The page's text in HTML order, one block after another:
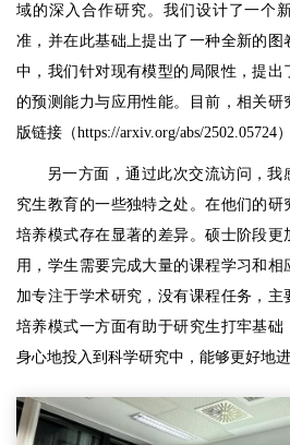
域的深入合作研究。我们设计了一个
准，并在此基础上提出了一种全新的图
中，我们针对现有模型的局限性，提出
的预测能力与应用性能。目前，相关
版链接（https://arxiv.org/abs/2502.05724
另一方面，通过此次交流访问，
究生教育的一些独特之处。在他们的
培养模式存在显著的差异。硕士阶段更
用，学生需要完成大量的课程学习和
加专注于学术研究，没有课程任务，
培养模式一方面有助于研究生打牢基
身心地投入到科学研究中，能够更好地进